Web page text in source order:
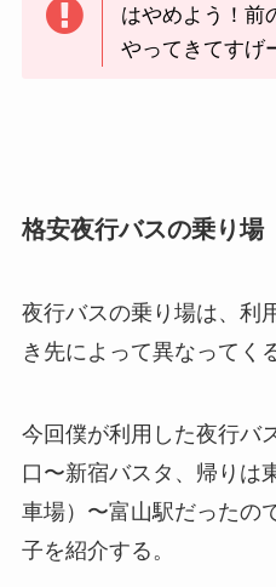
はやめよう！前
やってきてすげ
格安夜行バスの乗り場
夜行バスの乗り場は、利
き先によって異なってく
今回僕が利用した夜行バ
口〜新宿バスタ、帰りは
車場）〜富山駅だったの
子を紹介する。